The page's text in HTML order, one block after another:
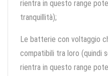
rientra in questo range
tranquillità);
Le batterie con voltaggio
compatibili tra loro (quindi
rientra in questo range